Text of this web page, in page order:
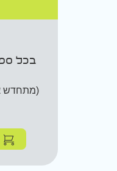
בכל
(מתחדש